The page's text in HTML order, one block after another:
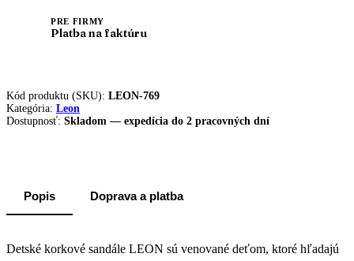
PRE FIRMY
Platba na faktúru
Kód produktu (SKU): LEON-769
Kategória: Leon
Dostupnosť: Skladom — expedícia do 2 pracovných dní
Popis Doprava a platba
Detské korkové sandále LEON sú venované deťom, ktoré hľadajú